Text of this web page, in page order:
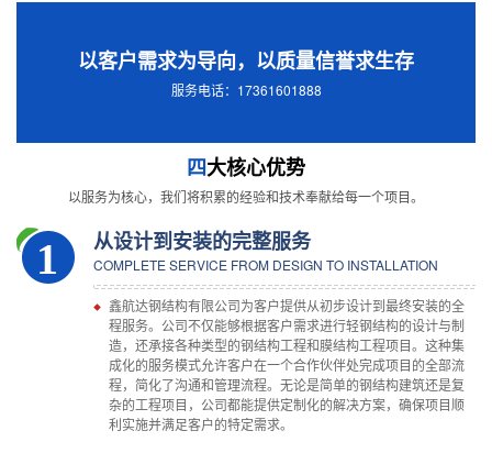
以客户需求为导向，以质量信誉求生存
服务电话：17361601888
四大核心优势
以服务为核心，我们将积累的经验和技术奉献给每一个项目。
1 从设计到安装的完整服务
COMPLETE SERVICE FROM DESIGN TO INSTALLATION
鑫航达钢结构有限公司为客户提供从初步设计到最终安装的全
程服务。公司不仅能够根据客户需求进行轻钢结构的设计与制
造，还承接各种类型的钢结构工程和膜结构工程项目。这种集
成化的服务模式允许客户在一个合作伙伴处完成项目的全部流
程，简化了沟通和管理流程。无论是简单的钢结构建筑还是复
杂的工程项目，公司都能提供定制化的解决方案，确保项目顺
利实施并满足客户的特定需求。